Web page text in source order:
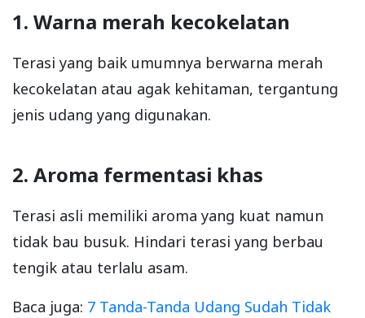
1. Warna merah kecokelatan
Terasi yang baik umumnya berwarna merah
kecokelatan atau agak kehitaman, tergantung
jenis udang yang digunakan.
2. Aroma fermentasi khas
Terasi asli memiliki aroma yang kuat namun
tidak bau busuk. Hindari terasi yang berbau
tengik atau terlalu asam.
Baca juga: 7 Tanda-Tanda Udang Sudah Tidak